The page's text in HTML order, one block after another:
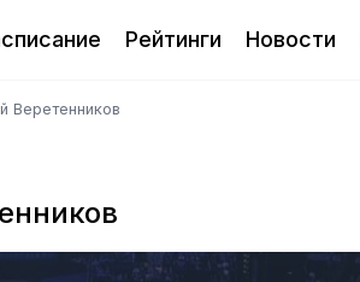
Рейтинги Новости
Веретенников